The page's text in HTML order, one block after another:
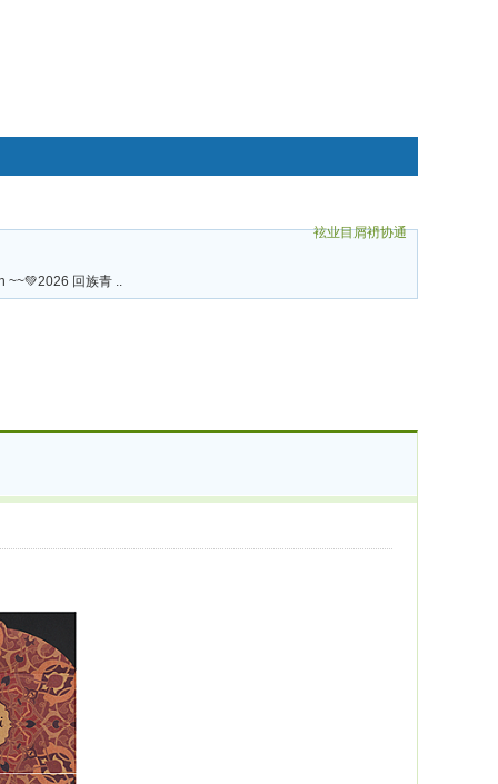
袨业目屑袇协通
~~💚2026 回族青 ..